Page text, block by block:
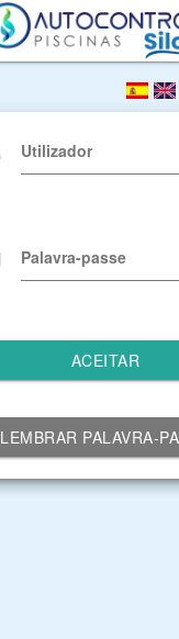
Utilizador
Palavra-passe
ACEITAR
LEMBRAR PALAVRA-